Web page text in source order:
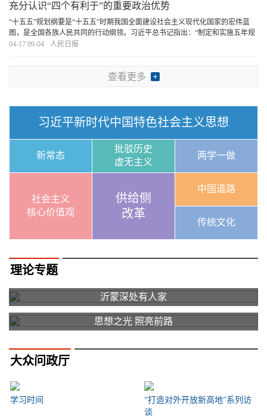
充分认识“四个有利于”的重要政治优势
“十五五”规划纲要是“十五五”时期我国全面建设社会主义现代化国家的宏伟蓝
图，是全国各族人民共同的行动纲领。习近平总书记指出：“制定和实施五年规
划是我们党治国理政一条重要经验，是中国特色社会主义制度一个重要政治优
04-17 09-04 人民日报
查看更多
习近平新时代中国特色社会主义思想
新常态
批驳历史
虚无主义
两学一做
社会主义
核心价值观
供给侧
改革
中国道路
传统文化
理论专题
沂蒙深处有人家
思想之光 照亮前路
大众问政厅
学习时间
“打造对外开放新高地”系列访
谈